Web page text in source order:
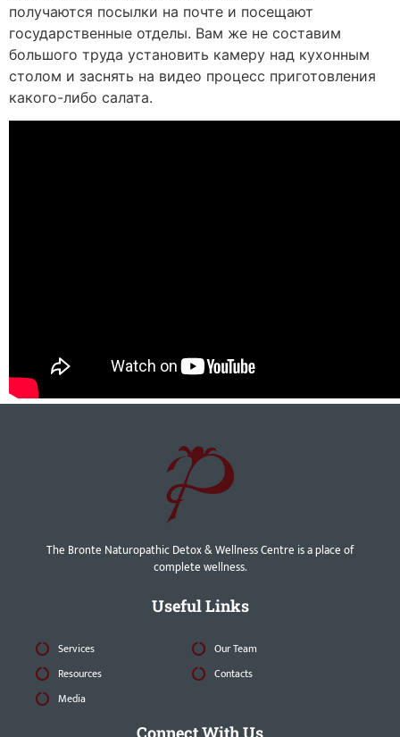
получаются посылки на почте и посещают
государственные отделы. Вам же не составим
большого труда установить камеру над кухонным
столом и заснять на видео процесс приготовления
какого-либо салата.
The Bronte Naturopathic Detox & Wellness Centre is a place of
complete wellness.
Useful Links
Services
Resources
Media
Our Team
Contacts